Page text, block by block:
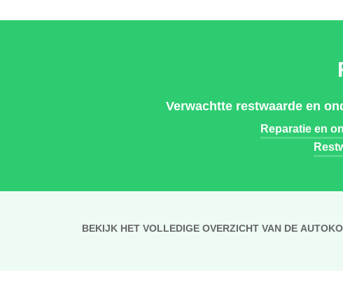
Verwachtte restwaarde en
Reparatie en
BEKIJK HET VOLLEDIGE OVERZICHT VAN DE